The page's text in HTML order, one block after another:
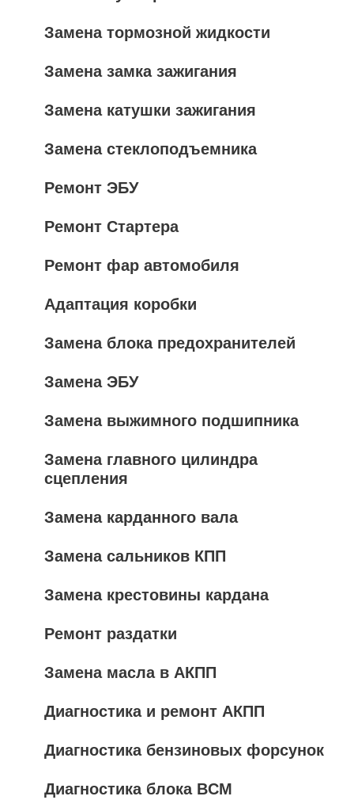
Замена тормозной жидкости
Замена замка зажигания
Замена катушки зажигания
Замена стеклоподъемника
Ремонт ЭБУ
Ремонт Стартера
Ремонт фар автомобиля
Адаптация коробки
Замена блока предохранителей
Замена ЭБУ
Замена выжимного подшипника
Замена главного цилиндра
сцепления
Замена карданного вала
Замена сальников КПП
Замена крестовины кардана
Ремонт раздатки
Замена масла в АКПП
Диагностика и ремонт АКПП
Диагностика бензиновых форсунок
Диагностика блока BCM